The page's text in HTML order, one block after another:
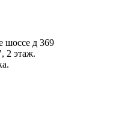
шоссе д 369
2 этаж.